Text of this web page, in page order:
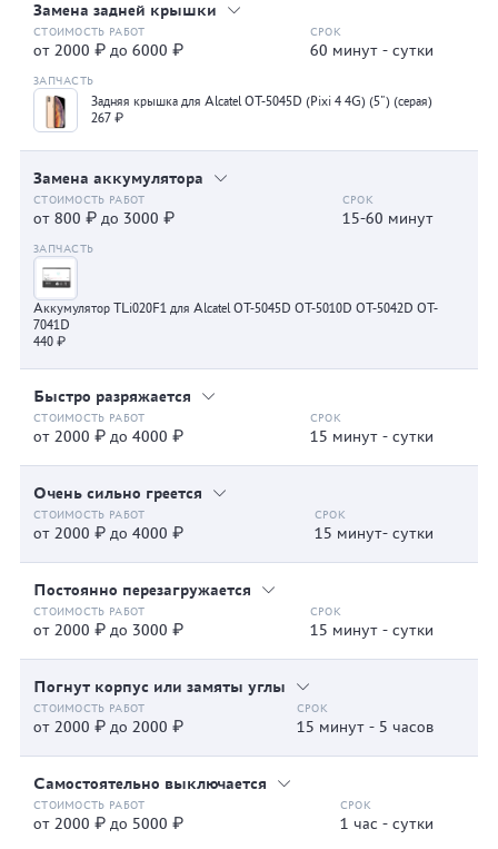
Замена задней крышки
от 2000 ₽ до 6000 ₽ 60 минут - сутки
Задняя крышка для Alcatel OT-5045D (Pixi 4 4G) (5") (серая)
267 ₽
Замена аккумулятора
от 800 ₽ до 3000 ₽ 15-60 минут
Аккумулятор TLi020F1 для Alcatel OT-5045D OT-5010D OT-5042D OT-
7041D
440 ₽
Быстро разряжается
от 2000 ₽ до 4000 ₽ 15 минут - сутки
Очень сильно греется
от 2000 ₽ до 4000 ₽ 15 минут- сутки
Постоянно перезагружается
от 2000 ₽ до 3000 ₽ 15 минут - сутки
Погнут корпус или замяты углы
от 2000 ₽ до 2000 ₽ 15 минут - 5 часов
Самостоятельно выключается
от 2000 ₽ до 5000 ₽ 1 час - сутки